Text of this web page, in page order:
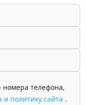
телефона,
и политику сайта .